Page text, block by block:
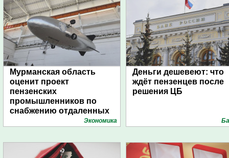
Мурманская область
оценит проект
пензенских
промышленников по
снабжению отдаленных
поселений с помощью
Экономика
Деньги дешевеют: что
ждёт пензенцев после
решения ЦБ